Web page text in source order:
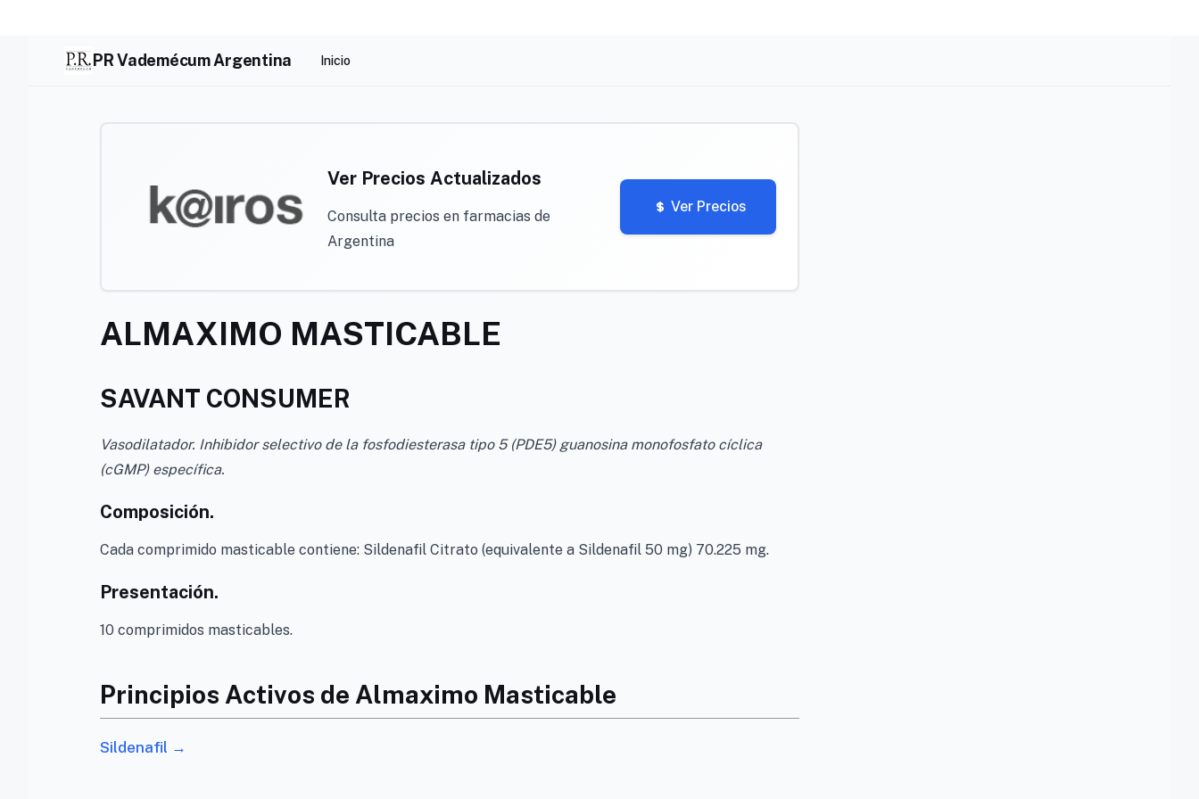
PR Vademécum Argentina Inicio
Ver Precios Actualizados
Consulta precios en farmacias de
Argentina
Ver Precios
ALMAXIMO MASTICABLE
SAVANT CONSUMER
Vasodilatador. Inhibidor selectivo de la fosfodiesterasa tipo 5 (PDE5) guanosina monofosfato cíclica
(cGMP) específica.
Composición.
Cada comprimido masticable contiene: Sildenafil Citrato (equivalente a Sildenafil 50 mg) 70.225 mg.
Presentación.
10 comprimidos masticables.
Principios Activos de Almaximo Masticable
Sildenafil →